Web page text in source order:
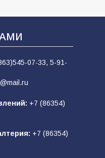
07-33, 5-91-
+7 (86354)
+7 (86354)